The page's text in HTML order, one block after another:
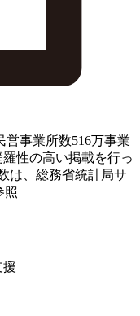
事業所数516万事業
性の高い掲載を行っ
は、総務省統計局サ
照
援